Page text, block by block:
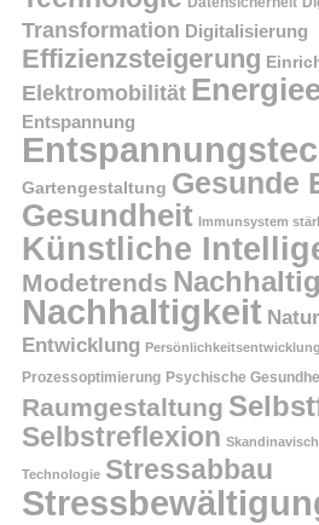
Transformation Digitalisierung
Effizienzsteigerung
Elektromobilität
Entspannung
Gartengestaltung Gesunde
Gesundheit Immunsystem
Künstliche
Modetrends
Nachhaltigkeit
Entwicklung Persönlichkeitsentwicklung
Prozessoptimierung Psychische
Raumgestaltung
Selbstreflexion
Technologie Stressabbau